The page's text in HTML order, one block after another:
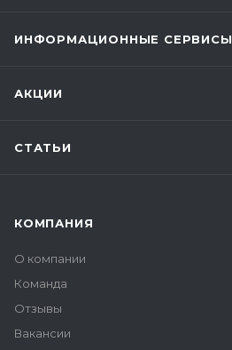
ИНФОРМАЦИОННЫЕ СЕРВИСЫ
АКЦИИ
СТАТЬИ
КОМПАНИЯ
О компании
Команда
Отзывы
Вакансии